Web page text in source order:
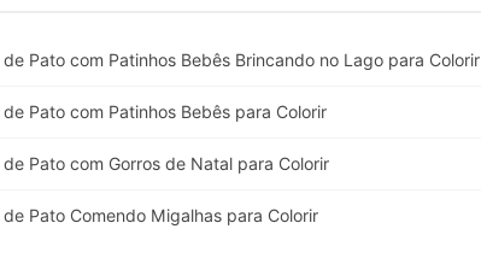
de Pato com Patinhos Bebês Brincando no Lago para Colorir
de Pato com Patinhos Bebês para Colorir
de Pato com Gorros de Natal para Colorir
de Pato Comendo Migalhas para Colorir